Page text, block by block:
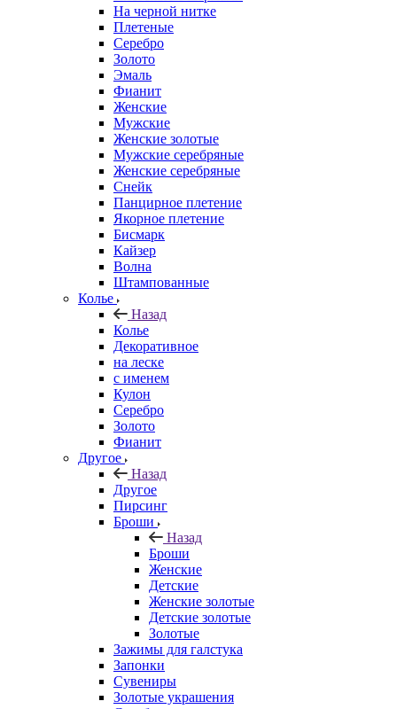
На черной нитке
Плетеные
Серебро
Золото
Эмаль
Фианит
Женские
Мужские
Женские золотые
Мужские серебряные
Женские серебряные
Снейк
Панцирное плетение
Якорное плетение
Бисмарк
Кайзер
Волна
Штампованные
Колье
Назад
Колье
Декоративное
на леске
с именем
Кулон
Серебро
Золото
Фианит
Другое
Назад
Другое
Пирсинг
Броши
Назад
Броши
Женские
Детские
Женские золотые
Детские золотые
Золотые
Зажимы для галстука
Запонки
Сувениры
Золотые украшения